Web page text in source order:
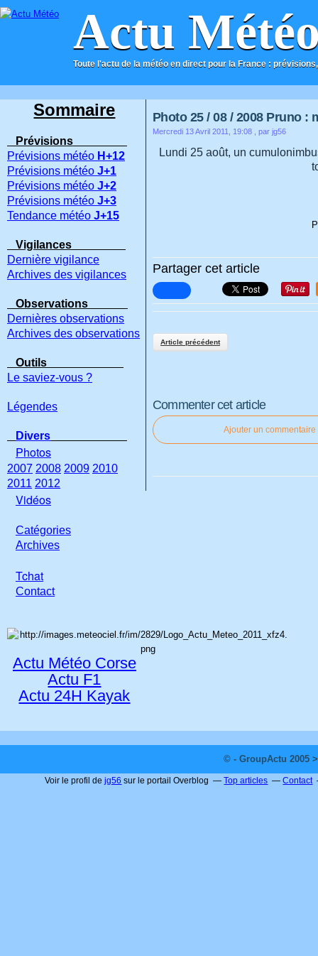
Actu
Toute l'actu de la météo en direct pour la France :
ACCUEIL CONTACT
Photo 25 / 08 / 2008 Pruno :
Mercredi 13 Avril 2011, 19:08 , par jg56
Lundi 25 août, un
Partager cet article
Article précédent
Commenter cet article
Ajouter un commentaire
Sommaire
Prévisions
Prévisions météo H+12
Prévisions météo J+1
Prévisions météo J+2
Prévisions météo J+3
Tendance météo J+15
Vigilances
Dernière vigilance
Archives des vigilances
Observations
Dernières observations
Archives des observations
Outils
Le saviez-vous ?
Légendes
Divers
Photos
2007 2008 2009 2010
2011 2012
Vidéos
Catégories
Archives
Tchat
Contact
Actu Météo Corse
Actu F1
Actu 24H Kayak
© - GroupActu 2005
Voir le profil dejg56 sur le portail Overblog Top articles Contact